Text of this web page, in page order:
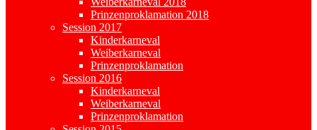
Prinzenproklamation 2018
Session 2017
Kinderkarneval
Weiberkarneval
Prinzenproklamation
Session 2016
Kinderkarneval
Weiberkarneval
Prinzenproklamation